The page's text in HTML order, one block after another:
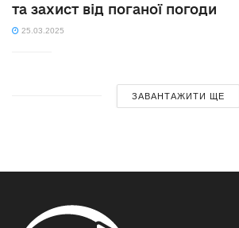
та захист від поганої погоди
25.03.2025
ЗАВАНТАЖИТИ ЩЕ